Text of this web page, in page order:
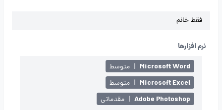
فقط خانم
نرم افزارها
Microsoft Word
| متوسط
Microsoft Excel
| متوسط
Adobe Photoshop
| مقدماتی